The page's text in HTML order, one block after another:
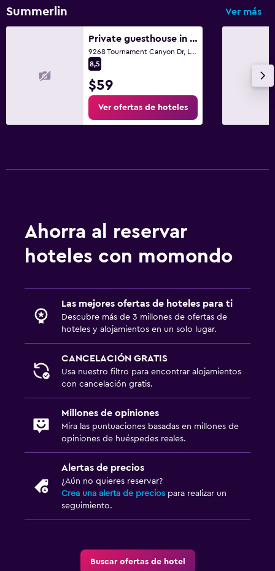
Summerlin Ver más
Private guesthouse in upscale community
8,5
$59
Ver ofertas de hoteles
Ahorra al reservar
hoteles con momondo
Las mejores ofertas de hoteles para ti
Descubre más de 3 millones de ofertas de
hoteles y alojamientos en un solo lugar.
CANCELACIÓN GRATIS
Usa nuestro filtro para encontrar alojamientos
con cancelación gratis.
Millones de opiniones
Mira las puntuaciones basadas en millones de
opiniones de huéspedes reales.
Alertas de precios
¿Aún no quieres reservar?
Crea una alerta de precios para realizar un
seguimiento.
Buscar ofertas de hotel